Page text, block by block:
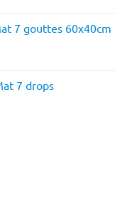
7 gouttes 60x40cm
7 drops